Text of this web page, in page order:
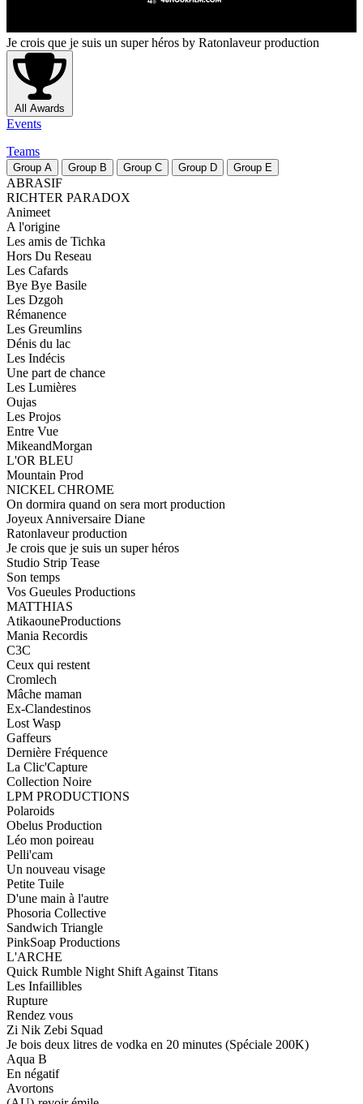
Je crois que je suis un super héros by Ratonlaveur production
All Awards
Events
Teams
Group A Group B Group C Group D Group E
ABRASIF
RICHTER PARADOX
Animeet
A l'origine
Les amis de Tichka
Hors Du Reseau
Les Cafards
Bye Bye Basile
Les Dzgoh
Rémanence
Les Greumlins
Dénis du lac
Les Indécis
Une part de chance
Les Lumières
Oujas
Les Projos
Entre Vue
MikeandMorgan
L'OR BLEU
Mountain Prod
NICKEL CHROME
On dormira quand on sera mort production
Joyeux Anniversaire Diane
Ratonlaveur production
Je crois que je suis un super héros
Studio Strip Tease
Son temps
Vos Gueules Productions
MATTHIAS
AtikaouneProductions
Mania Recordis
C3C
Ceux qui restent
Cromlech
Mâche maman
Ex-Clandestinos
Lost Wasp
Gaffeurs
Dernière Fréquence
La Clic'Capture
Collection Noire
LPM PRODUCTIONS
Polaroids
Obelus Production
Léo mon poireau
Pelli'cam
Un nouveau visage
Petite Tuile
D'une main à l'autre
Phosoria Collective
Sandwich Triangle
PinkSoap Productions
L'ARCHE
Quick Rumble Night Shift Against Titans
Les Infaillibles
Rupture
Rendez vous
Zi Nik Zebi Squad
Je bois deux litres de vodka en 20 minutes (Spéciale 200K)
Aqua B
En négatif
Avortons